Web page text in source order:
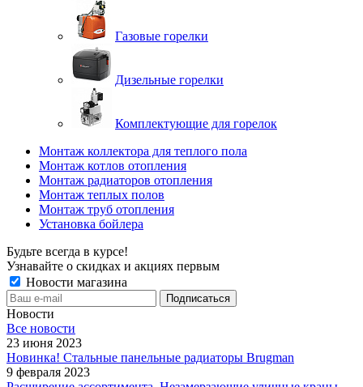
Газовые горелки
Дизельные горелки
Комплектующие для горелок
Монтаж коллектора для теплого пола
Монтаж котлов отопления
Монтаж радиаторов отопления
Монтаж теплых полов
Монтаж труб отопления
Установка бойлера
Будьте всегда в курсе!
Узнавайте о скидках и акциях первым
Новости магазина
Новости
Все новости
23 июня 2023
Новинка! Стальные панельные радиаторы Brugman
9 февраля 2023